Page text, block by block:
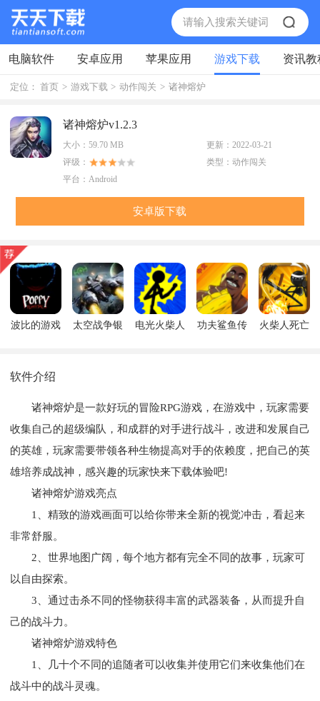
电脑软件 安卓应用 苹果应用 游戏下载 资讯教
定位： 首页 > 游戏下载 > 动作闯关 > 诸神熔炉
诸神熔炉v1.2.3
大小： 59.70 MB 更新： 2022-03-21
评级：
类型： 动作闯关
平台： Android
安卓版下载
波比的游戏
太空战争银
电光火柴人
功夫鲨鱼传
火柴人死亡
软件介绍
诸神熔炉是一款好玩的冒险RPG游戏，在游戏中，玩家需要
收集自己的超级编队，和成群的对手进行战斗，改进和发展自己
的英雄，玩家需要带领各种生物提高对手的依赖度，把自己的英
雄培养成战神，感兴趣的玩家快来下载体验吧!
诸神熔炉游戏亮点
1、精致的游戏画面可以给你带来全新的视觉冲击，看起来
非常舒服。
2、世界地图广阔，每个地方都有完全不同的故事，玩家可
以自由探索。
3、通过击杀不同的怪物获得丰富的武器装备，从而提升自
己的战斗力。
诸神熔炉游戏特色
1、几十个不同的追随者可以收集并使用它们来收集他们在
战斗中的战斗灵魂。